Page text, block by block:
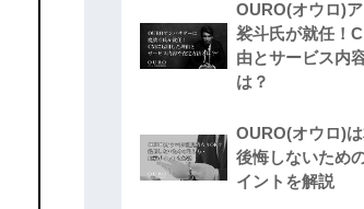
OURO(オウロ)
裟斗氏が就任！
由とサービス内
は？
OURO(オウロ)
後悔しないため
イントを解説